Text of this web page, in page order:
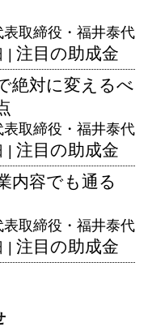
取締役・福井泰代
| 注目の助成金
絶対に変えるべ
取締役・福井泰代
| 注目の助成金
内容でも通る
取締役・福井泰代
| 注目の助成金